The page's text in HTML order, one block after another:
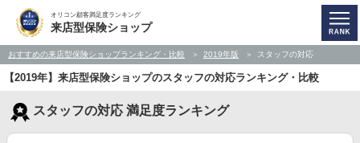
オリコン顧客満足度ランキング
来店型保険ショップ
おすすめの来店型保険ショップランキング・比較 2019年版 スタッフの対応
【2019年】来店型保険ショップのスタッフの対応ランキング・比較
スタッフの対応 満足度ランキング